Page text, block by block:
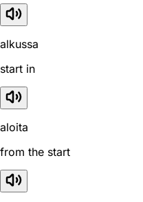
alkussa
start in
aloita
from the start